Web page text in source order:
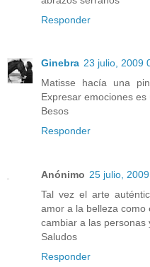
Responder
Ginebra 23 julio, 2009
Matisse hacía una
Expresar emociones
Besos
Responder
Anónimo 25 julio,
Tal vez el arte
amor a la belleza como
cambiar a las personas
Saludos
Responder